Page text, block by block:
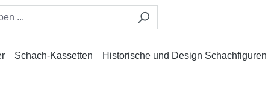
Schach-Kassetten Historische und Design Schachfiguren